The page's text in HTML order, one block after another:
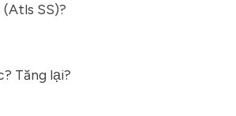
SS)?
Tăng lại?